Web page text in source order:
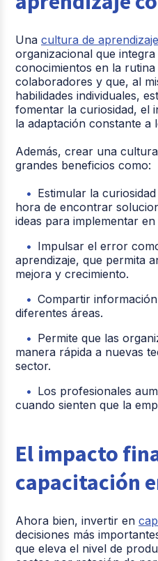
Unacultura de
organizacional que
conocimientos en la rutina
colaboradores y que, al
habilidades individuales,
fomentar la curiosidad, el
la adaptación constante a
Además, crear una
grandes beneficios como:
Estimular la
hora de encontrar
ideas para implementar
Impulsar el error
aprendizaje, que permita
mejora y crecimiento.
Compartir
diferentes áreas.
Permite que las
manera rápida a nuevas
sector.
Los profesionales
cuando sienten que la
El impacto
capacitación
Ahora bien, invertir en
decisiones más
que eleva el nivel de